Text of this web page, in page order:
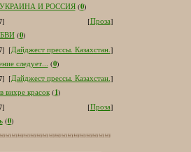
И РОССИЯ (0)
[Проза]
(0)
[Дайджест прессы. Казахстан.]
следует... (0)
[Дайджест прессы. Казахстан.]
вихре красок (1)
[Проза]
(0)